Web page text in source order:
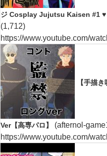
ジ Cosplay Jujutsu Kaisen #1
(1,712)
https://www.youtube.com/
【手描
Ver【高専パロ】 (afternol-
https://www.youtube.com/